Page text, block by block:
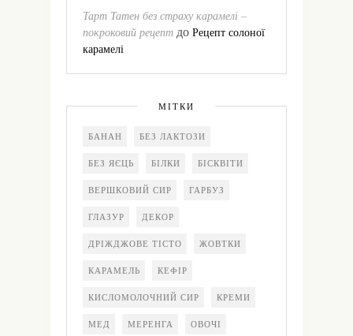
Тарт Татен без страху карамелі –
покроковий рецепт до Рецепт солоної
карамелі
МІТКИ
БАНАН БЕЗ ЛАКТОЗИ
БЕЗ ЯЄЦЬ БІЛКИ БІСКВІТИ
ВЕРШКОВИЙ СИР ГАРБУЗ
ГЛАЗУР ДЕКОР
ДРІЖДЖОВЕ ТІСТО ЖОВТКИ
КАРАМЕЛЬ КЕФІР
КИСЛОМОЛОЧНИЙ СИР КРЕМИ
МЕД МЕРЕНГА ОВОЧІ